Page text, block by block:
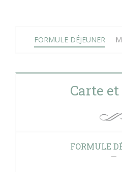
FORMULE DÉJEUNER
Carte
FORMULE